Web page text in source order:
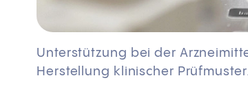
Unterstützung bei der
Herstellung klinischer Prüfmuster.